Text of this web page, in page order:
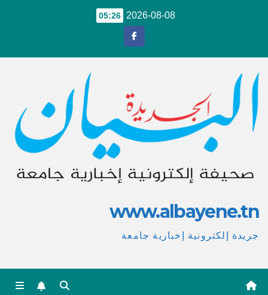
2026-08-08
05:26
www.albayene.tn
جريدة إلكترونية إخبارية جامعة